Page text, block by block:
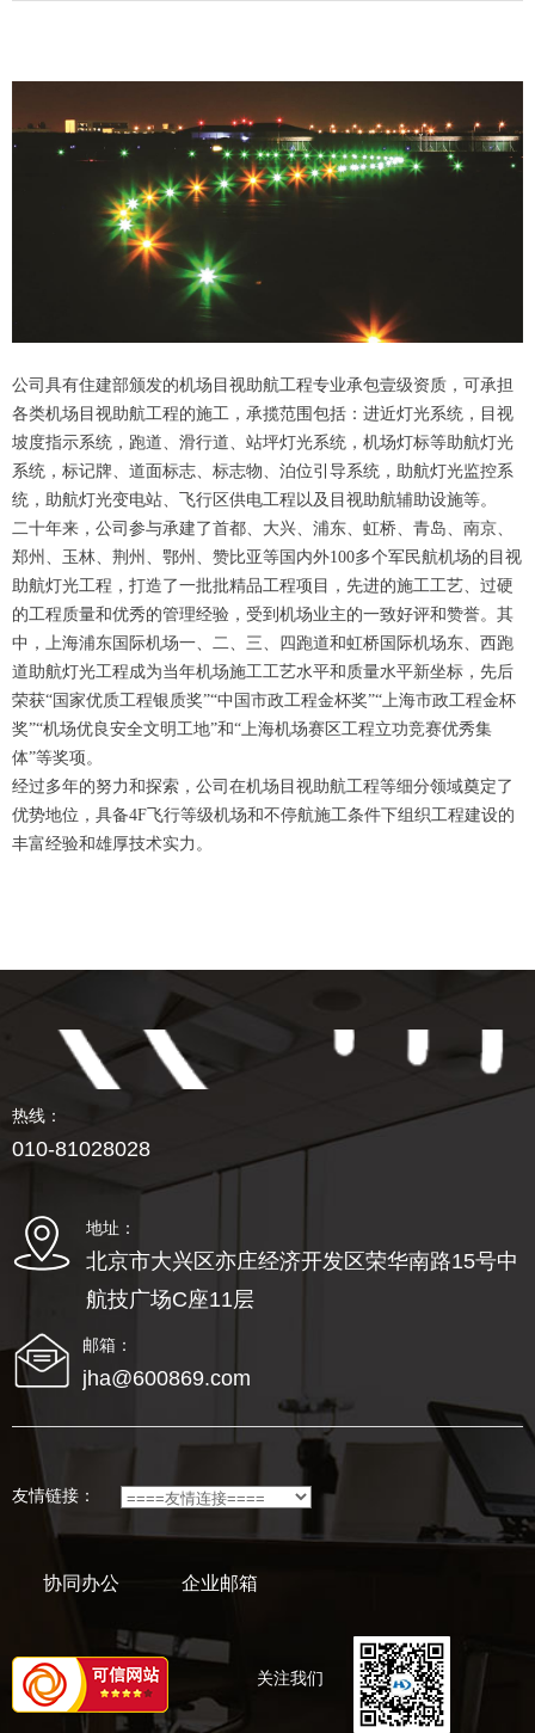
公司具有住建部颁发的机场目视助航工程专业承包壹级资质，可承担
各类机场目视助航工程的施工，承揽范围包括：进近灯光系统，目视
坡度指示系统，跑道、滑行道、站坪灯光系统，机场灯标等助航灯光
系统，标记牌、道面标志、标志物、泊位引导系统，助航灯光监控系
统，助航灯光变电站、飞行区供电工程以及目视助航辅助设施等。
二十年来，公司参与承建了首都、大兴、浦东、虹桥、青岛、南京、
郑州、玉林、荆州、鄂州、赞比亚等国内外100多个军民航机场的目视
助航灯光工程，打造了一批批精品工程项目，先进的施工工艺、过硬
的工程质量和优秀的管理经验，受到机场业主的一致好评和赞誉。其
中，上海浦东国际机场一、二、三、四跑道和虹桥国际机场东、西跑
道助航灯光工程成为当年机场施工工艺水平和质量水平新坐标，先后
荣获“国家优质工程银质奖”“中国市政工程金杯奖”“上海市政工程金杯
奖”“机场优良安全文明工地”和“上海机场赛区工程立功竞赛优秀集
体”等奖项。
经过多年的努力和探索，公司在机场目视助航工程等细分领域奠定了
优势地位，具备4F飞行等级机场和不停航施工条件下组织工程建设的
丰富经验和雄厚技术实力。
热线：
010-81028028
地址：
北京市大兴区亦庄经济开发区荣华南路15号中
航技广场C座11层
邮箱：
jha@600869.com
友情链接：
协同办公 企业邮箱
关注我们